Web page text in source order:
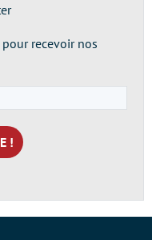
recevoir nos